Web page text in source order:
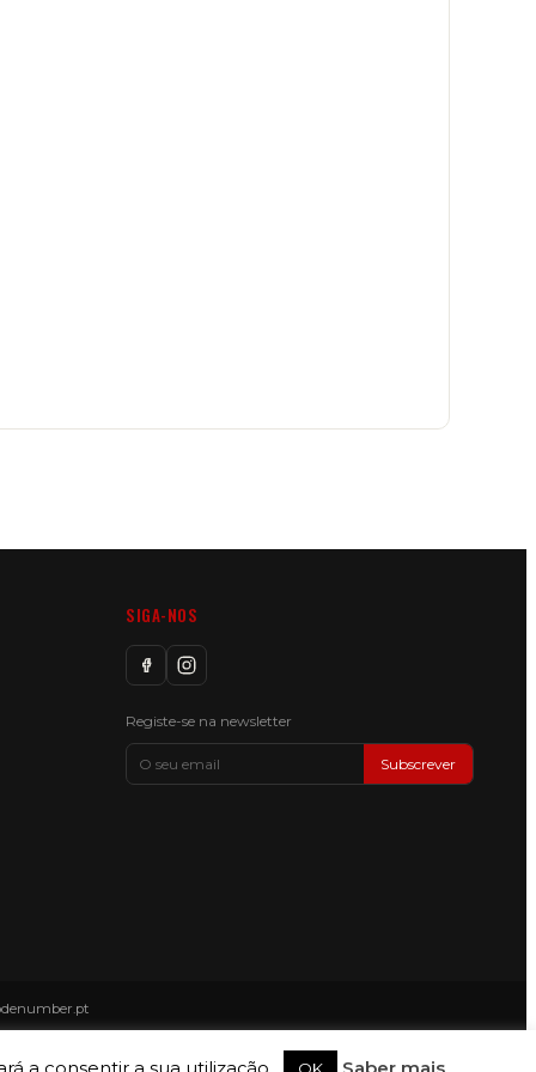
SIGA-NOS
Registe-se na newsletter
Subscrever